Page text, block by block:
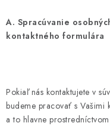
ZÁBAVA A KNIHY
LEVI ZĽAVA
A. Spracúvanie
kontaktného formulára
Pokiaľ nás kontaktujete v
budeme pracovať s Vašimi
a to hlavne